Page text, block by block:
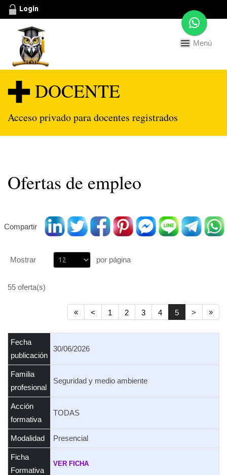
Login
Toggle
Menú
DOCENTE
Acceso privado para docentes registrados
Ofertas de empleo
Compartir
Mostrar por página
55 oferta(s)
« < 1 2 3 4 5 > »
Fecha
publicación
30/06/2026
Familia
profesional
Seguridad y medio ambiente
Acción
formativa
TODAS
Modalidad Presencial
Ficha
Formativa
VER FICHA